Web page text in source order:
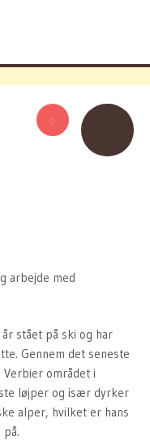
0
arbejde med
stået på ski og har
Gennem det seneste
Verbier området i
løjper og især dyrker
alper, hvilket er hans